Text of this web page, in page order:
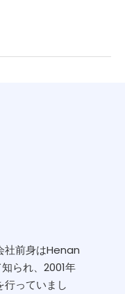
社前身はHenan
られ、2001年
行っていまし